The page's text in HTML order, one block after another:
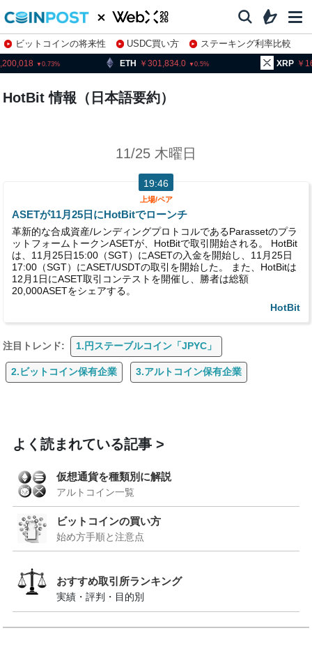
ビットコインの将来性 USDC買い方
ステーキング利率比較
株特集・関連銘柄
0.73 ETH 301,834.0 0.5 XRP
HotBit 情報（日本語要約）
11/25 木曜日
19:46
上場/ペア
ASETが11月25日にHotBitでローンチ
革新的な合成資産/レンディングプロトコルであるParassetのプラ
ットフォームトークンASETが、HotBitで取引開始される。 HotBit
は、11月25日15:00（SGT）にASETの入金を開始し、11月25日
17:00（SGT）にASET/USDTの取引を開始した。 また、HotBitは
12月1日にASET取引コンテストを開催し、勝者は総額
20,000ASETをシェアする。
HotBit
注目トレンド: 1.円ステーブルコイン「JPYC」
2.ビットコイン保有企業 3.アルトコイン保有企業
よく読まれている記事
仮想通貨を種類別に解説
アルトコイン一覧
ビットコインの買い方
始め方手順と注意点
おすすめ取引所ランキング
実績・評判・目的別